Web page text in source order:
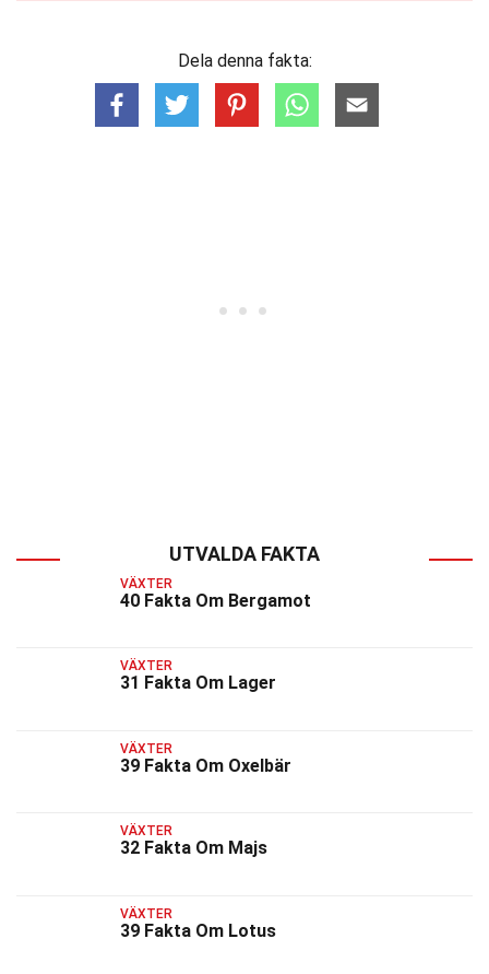
Dela denna fakta:
UTVALDA FAKTA
VÄXTER
40 Fakta Om Bergamot
VÄXTER
31 Fakta Om Lager
VÄXTER
39 Fakta Om Oxelbär
VÄXTER
32 Fakta Om Majs
VÄXTER
39 Fakta Om Lotus